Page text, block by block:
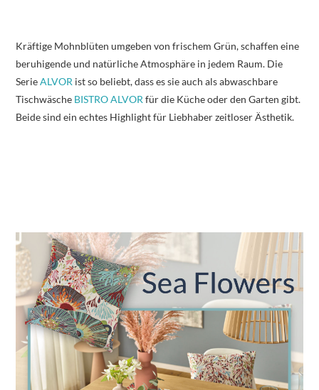
Kräftige Mohnblüten umgeben von frischem Grün, schaffen eine
beruhigende und natürliche Atmosphäre in jedem Raum. Die
SerieALVOR ist so beliebt, dass es sie auch als abwaschbare
Tischwäsche BISTRO ALVOR für die Küche oder den Garten gibt.
Beide sind ein echtes Highlight für Liebhaber zeitloser Ästhetik.